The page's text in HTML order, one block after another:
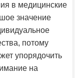
в медицинские
значение
потому
упорядочить
на